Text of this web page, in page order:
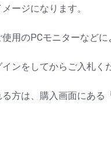
ージになります。
用のPCモニターなど
ンをしてからご入札く
方は、購入画面にある